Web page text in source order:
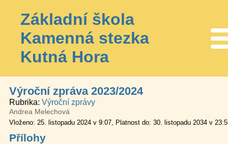
Základní škola
Kamenná stezka
Kutná Hora
Výroční zpráva 2023/2024
Rubrika Výroční zprávy
Andrea Melechová
Vloženo: 25. listopadu 2024 v 9:07 Platnost do: 30. listopadu 2034 v
Přílohy